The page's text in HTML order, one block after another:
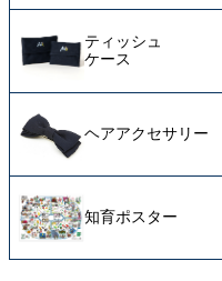
ティッシュ
ケース
ヘアアクセサリー
知育ポスター